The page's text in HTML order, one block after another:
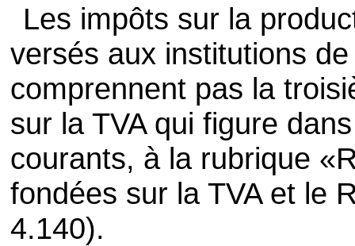
Les impôts sur la
versés aux institutions
comprennent pas la
sur la TVA qui figure
courants, à la rubrique
fondées sur la TVA et le
4.140).